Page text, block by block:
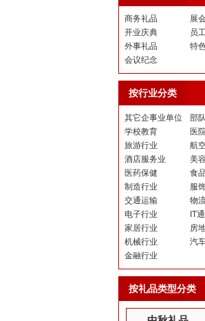
商务礼品
展
开业庆典
员
外事礼品
特
会议纪念
按行业分类
其它企事业单位
部
学校教育
医
旅游行业
航
酒店服务业
美
医药保健
食
制造行业
服
交通运输
物
电子行业
IT
家居行业
房
机械行业
汽
金融行业
按礼品类型分类